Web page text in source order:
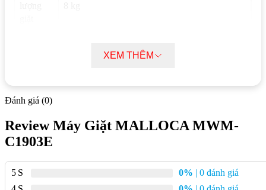
khiển
Lồng
giặt
Thép không gỉ, kết cấu kim cương
Công
nghệ
XEM THÊM
Đánh giá (0)
Review Máy Giặt MALLOCA MWM-
C1903E
5 0% | 0 đánh giá